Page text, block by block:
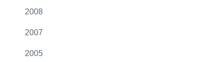
2008
2007
2005